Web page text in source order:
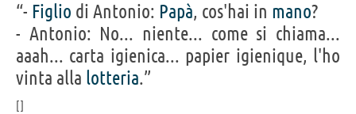
“- Figlio di Antonio: Papà, cos'hai in mano?
- Antonio: No... niente... come si chiama...
aaah... carta igienica... papier igienique, l'ho
vinta alla lotteria.”